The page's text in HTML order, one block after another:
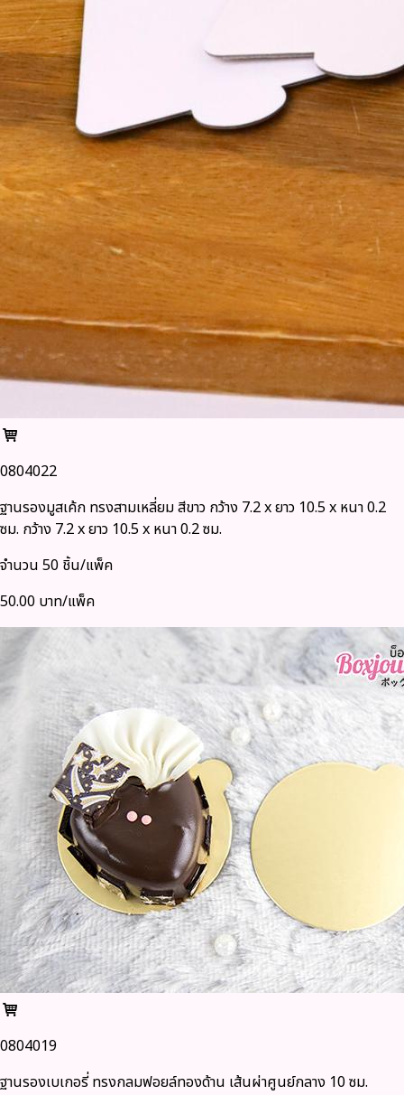
0804022
ฐานรองมูสเค้ก ทรงสามเหลี่ยม สีขาว กว้าง 7.2 x ยาว 10.5 x หนา 0.2
ซม. กว้าง 7.2 x ยาว 10.5 x หนา 0.2 ซม.
จำนวน 50 ชิ้น/แพ็ค
50.00 บาท/แพ็ค
0804019
ฐานรองเบเกอรี่ ทรงกลมฟอยล์ทองด้าน เส้นผ่าศูนย์กลาง 10 ซม.